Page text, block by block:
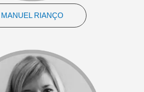
MANUEL RIANÇO